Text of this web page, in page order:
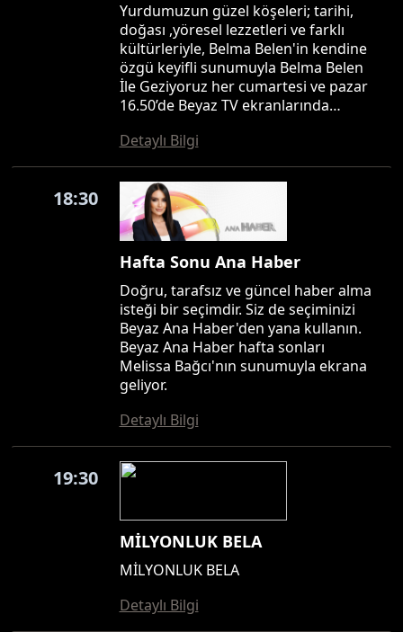
Yurdumuzun güzel köşeleri; tarihi,
doğası ,yöresel lezzetleri ve farklı
kültürleriyle, Belma Belen'in kendine
özgü keyifli sunumuyla Belma Belen
İle Geziyoruz her cumartesi ve pazar
16.50’de Beyaz TV ekranlarında…
Detaylı Bilgi
18:30
Hafta Sonu Ana Haber
Doğru, tarafsız ve güncel haber alma
isteği bir seçimdir. Siz de seçiminizi
Beyaz Ana Haber'den yana kullanın.
Beyaz Ana Haber hafta sonları
Melissa Bağcı'nın sunumuyla ekrana
geliyor.
Detaylı Bilgi
19:30
MİLYONLUK BELA
MİLYONLUK BELA
Detaylı Bilgi